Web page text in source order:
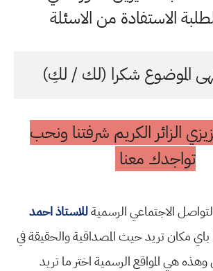
الاستفادة من الاسئلة
الموضوع شكرا (لك / لكِ)
الزائر الكريم شرفتنا ونحب
تواجدك معنا
الاجتماعي الرسميةللاستاذ احمد
باي مكان تريد حيث المصداقية والحقيقة في
وهذه هي المواقع الرسمية اختر ما تريد